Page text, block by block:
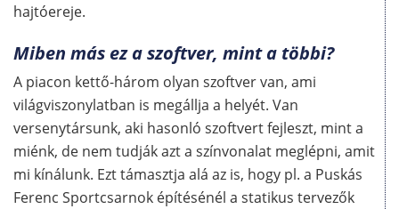
hajtóereje.
Miben más ez a szoftver, mint a többi?
A piacon kettő-három olyan szoftver van, ami
világviszonylatban is megállja a helyét. Van
versenytársunk, aki hasonló szoftvert fejleszt, mint a
miénk, de nem tudják azt a színvonalat meglépni, amit
mi kínálunk. Ezt támasztja alá az is, hogy pl. a Puskás
Ferenc Sportcsarnok építésénél a statikus tervezők